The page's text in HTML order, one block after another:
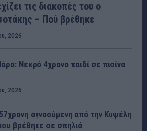
τις διακοπές του ο
– Πού βρέθηκε
2026
Νεκρό 4χρονο παιδί σε πισίνα
2026
αγνοούμενη από την Κυψέλη
βρέθηκε σε σπηλιά